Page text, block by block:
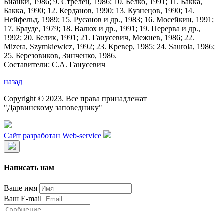
Бианки, 1986; 9. Стрелец, 1986; 10. Белко, 1991; 11. Бакка,
Бакка, 1990; 12. Керданов, 1990; 13. Кузнецов, 1990; 14.
Нейфельд, 1989; 15. Русанов и др., 1983; 16. Мосейкин, 1991;
17. Брауде, 1979; 18. Валюх и др., 1991; 19. Перерва и др.,
1992; 20. Белик, 1991; 21. Ганусевич, Межнев, 1986; 22.
Mizera, Szymkiewicz, 1992; 23. Кревер, 1985; 24. Saurola, 1986;
25. Березовиков, Зинченко, 1986.
Составители: С.А. Ганусевич
назад
Copyright © 2023. Все права принадлежат
"Дарвинскому заповеднику"
Сайт разработан Web-service
Написать нам
Ваше имя
Ваш E-mail